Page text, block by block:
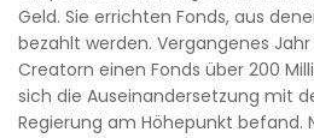
Geld. Sie errichten Fonds, aus
bezahlt werden. Vergangenes
Creatorn einen Fonds über 200
sich die Auseinandersetzung mit
Regierung am Höhepunkt befand.